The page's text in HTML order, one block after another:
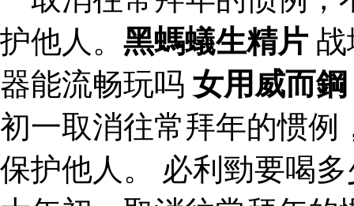
护他人。 黑螞蟻生精片
器能流畅玩吗 女用威而鋼
初一取消往常拜年的惯例
保护他人。 必利勁要喝